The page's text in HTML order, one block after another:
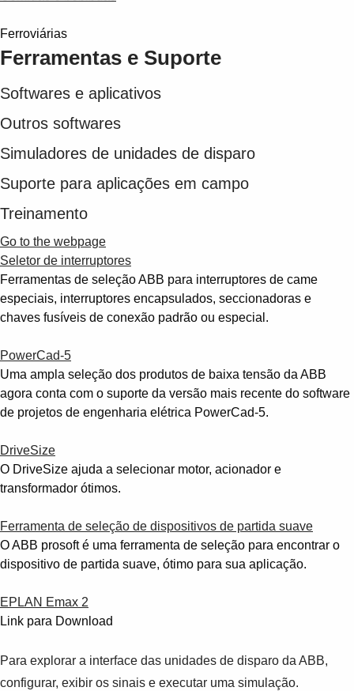
Ferroviárias
Ferramentas e Suporte
Softwares e aplicativos
Outros softwares
Simuladores de unidades de disparo
Suporte para aplicações em campo
Treinamento
Go to the webpage
Seletor de interruptores
Ferramentas de seleção ABB para interruptores de came
especiais, interruptores encapsulados, seccionadoras e
chaves fusíveis de conexão padrão ou especial.
PowerCad-5
Uma ampla seleção dos produtos de baixa tensão da ABB
agora conta com o suporte da versão mais recente do software
de projetos de engenharia elétrica PowerCad-5.
DriveSize
O DriveSize ajuda a selecionar motor, acionador e
transformador ótimos.
Ferramenta de seleção de dispositivos de partida suave
O ABB prosoft é uma ferramenta de seleção para encontrar o
dispositivo de partida suave, ótimo para sua aplicação.
EPLAN Emax 2
Link para Download
Para explorar a interface das unidades de disparo da ABB,
configurar, exibir os sinais e executar uma simulação.